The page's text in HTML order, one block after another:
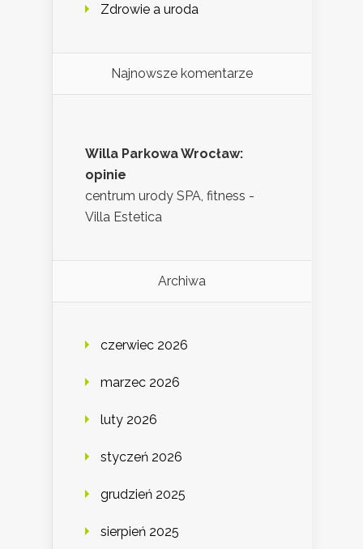
Zdrowie a uroda
Najnowsze komentarze
Willa Parkowa Wrocław:
opinie
centrum urody SPA, fitness -
Villa Estetica
Archiwa
czerwiec 2026
marzec 2026
luty 2026
styczeń 2026
grudzień 2025
sierpień 2025